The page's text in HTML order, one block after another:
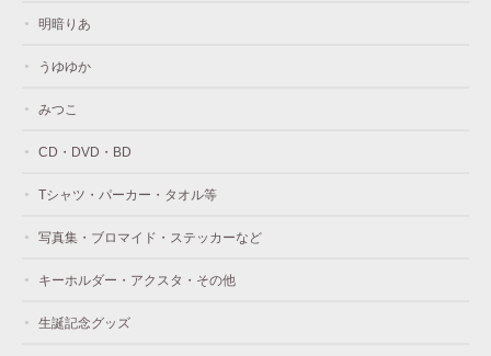
明暗りあ
うゆゆか
みつこ
CD・DVD・BD
Tシャツ・パーカー・タオル等
写真集・ブロマイド・ステッカーなど
キーホルダー・アクスタ・その他
生誕記念グッズ